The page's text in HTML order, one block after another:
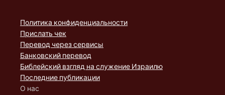
Политика конфиденциальности
Прислать чек
Перевод через сервисы
Банковский перевод
Библейский взгляд на служение Израилю
Последние публикации
О нас